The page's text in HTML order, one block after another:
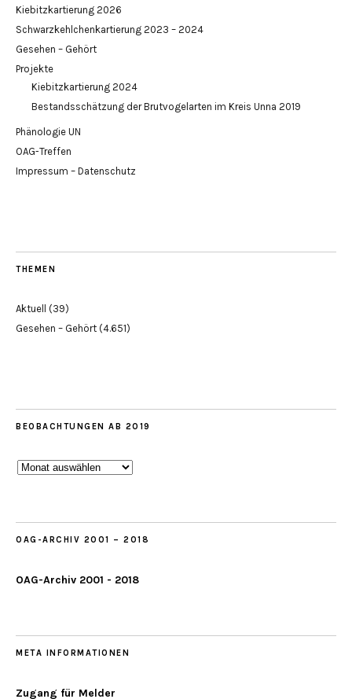
Kiebitzkartierung 2026
Schwarzkehlchenkartierung 2023 – 2024
Gesehen – Gehört
Projekte
Kiebitzkartierung 2024
Bestandsschätzung der Brutvogelarten im Kreis Unna 2019
Phänologie UN
OAG-Treffen
Impressum – Datenschutz
THEMEN
Aktuell
(39)
Gesehen – Gehört (4.651)
BEOBACHTUNGEN AB 2019
Beobachtungen
OAG-ARCHIV 2001 – 2018
OAG-Archiv 2001 - 2018
META INFORMATIONEN
Zugang für Melder